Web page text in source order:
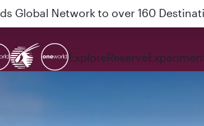
Doha and Auckland on QR914 and
ExploreReserve